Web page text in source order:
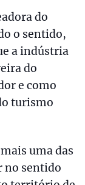
do
o sentido,
a indústria
do
e como
turismo
uma das
no sentido